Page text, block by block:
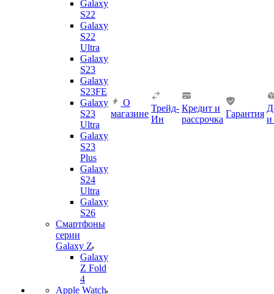
Galaxy
S22
Galaxy
S22
Ultra
Galaxy
S23
Galaxy
S23FE
Galaxy
S23
Ultra
Galaxy
S23
Plus
Galaxy
S24
Ultra
Galaxy
S26
Смартфоны
серии
Galaxy Z
Galaxy
Z Fold
4
Apple Watch
О
магазине
Трейд-
Ин
Кредит и
рассрочка
Гарантия
и